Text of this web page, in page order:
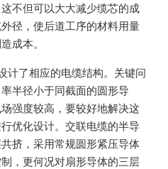
不但可以大大减少缆芯的成
径，使后道工序的材料用量
成本。
了相应的电缆结构。关键问
半径小于同截面的圆形导
强度较高，要较好地解决这
优化设计。交联电缆的半导
挤，采用常规圆形紧压导体
，更何况对扇形导体的三层